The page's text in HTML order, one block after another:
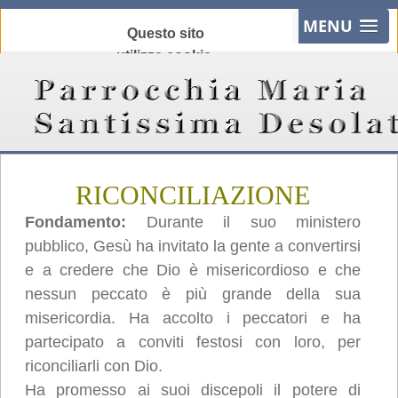
MENU
Questo sito
utilizza cookie,
anche di terze
parti, per
migliorare la tua
linea con le tue
questo banner,
scorrendo
questa pagina o
cliccando
qualunque suo
elemento
acconsenti
RICONCILIAZIONE
Fondamento: Durante il suo ministero
pubblico, Gesù ha invitato la gente a convertirsi
e a credere che Dio è misericordioso e che
nessun peccato è più grande della sua
misericordia. Ha accolto i peccatori e ha
partecipato a conviti festosi con loro, per
riconciliarli con Dio.
Ha promesso ai suoi discepoli il potere di